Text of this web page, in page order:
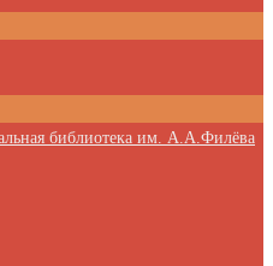
библиотека им. А.А.Филёва